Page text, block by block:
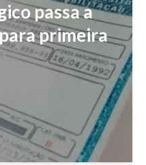
passa a
primeira